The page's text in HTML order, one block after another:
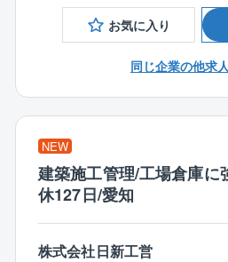
のではなく、既存図面の修正が
同社は名古屋市に本社を置く建
る公共工事における「発注者支
具体的には、発注者である行政
川、ダムなどの社会資本整備に
や積算、工事監督支援、資料作
■発注者支援業務のご経験をお
お気に入り
同じ企業の他求
NEW
建築施工管理/工場倉庫に
休127日/愛知
株式会社日新工営